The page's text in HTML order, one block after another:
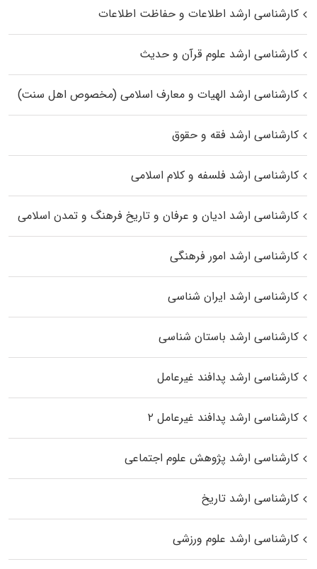
کارشناسی ارشد اطلاعات و حفاظت اطلاعات
کارشناسی ارشد علوم قرآن و حدیث
کارشناسی ارشد الهیات و معارف اسلامی (مخصوص اهل سنت)
کارشناسی ارشد فقه و حقوق
کارشناسی ارشد فلسفه و کلام اسلامی
کارشناسی ارشد ادیان و عرفان و تاریخ فرهنگ و تمدن اسلامی
کارشناسی ارشد امور فرهنگی
کارشناسی ارشد ایران شناسی
کارشناسی ارشد باستان شناسی
کارشناسی ارشد پدافند غیرعامل
کارشناسی ارشد پدافند غیرعامل ۲
کارشناسی ارشد پژوهش علوم اجتماعی
کارشناسی ارشد تاریخ
کارشناسی ارشد علوم ورزشی